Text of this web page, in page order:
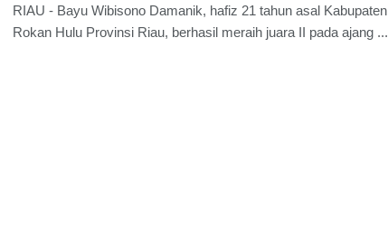
RIAU - Bayu Wibisono Damanik, hafiz 21 tahun asal Kabupaten
Rokan Hulu Provinsi Riau, berhasil meraih juara II pada ajang ...